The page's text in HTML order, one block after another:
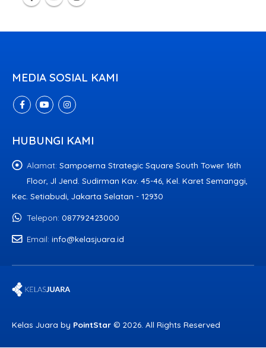
MEDIA SOSIAL KAMI
HUBUNGI KAMI
Alamat: Sampoerna Strategic Square South Tower 16th
Floor, Jl Jend. Sudirman Kav. 45-46, Kel. Karet Semanggi,
Kec. Setiabudi, Jakarta Selatan - 12930
Telepon: 087792423000
Email: info@kelasjuara.id
Kelas Juara by PointStar © 2026. All Rights Reserved